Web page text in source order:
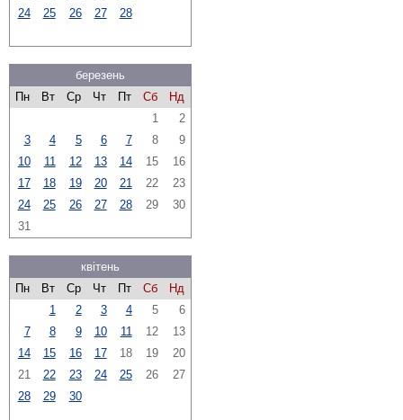
24
25 26 27 28
березень
Пн
Вт Ср Чт Пт Сб
Нд
1
2
3
4 5 6 7 8
9
10
11 12 13 14 15
16
17
18 19 20 21 22
23
24
25 26 27 28 29
30
31
квітень
Пн
Вт Ср Чт Пт Сб
Нд
1
2 3 4 5
6
7
8 9 10 11 12
13
14
15 16 17 18 19
20
21
22 23 24 25 26
27
28
29 30